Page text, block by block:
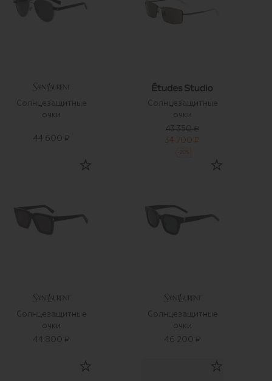
Солнцезащитные
очки
44 600 ₽
Солнцезащитные
очки
43 350 ₽
34 700 ₽
20 %
Солнцезащитные
очки
44 800 ₽
Солнцезащитные
очки
46 200 ₽